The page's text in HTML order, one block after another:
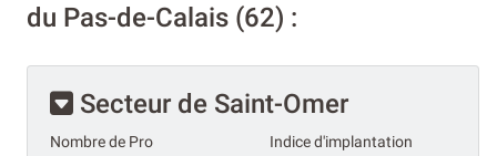
du Pas-de-Calais (62) :
Secteur de Saint-Omer
Nombre de Pro Indice d'implantation